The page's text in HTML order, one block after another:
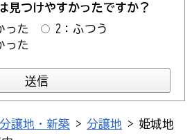
見つけやすかったですか？
った
2：ふつう
った
分譲地・新築 > 分譲地 > 姫城地